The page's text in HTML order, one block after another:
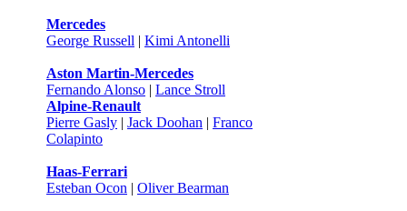
Mercedes
George Russell | Kimi Antonelli
Aston Martin-Mercedes
Fernando Alonso | Lance Stroll
Alpine-Renault
Pierre Gasly | Jack Doohan | Franco
Colapinto
Haas-Ferrari
Esteban Ocon | Oliver Bearman